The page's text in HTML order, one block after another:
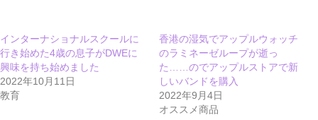
インターナショナルスクールに
行き始めた4歳の息子がDWEに
興味を持ち始めました
2022年10月11日
教育
香港の湿気でアップルウォッチ
のラミネーゼループが逝っ
た……のでアップルストアで新
しいバンドを購入
2022年9月4日
オススメ商品